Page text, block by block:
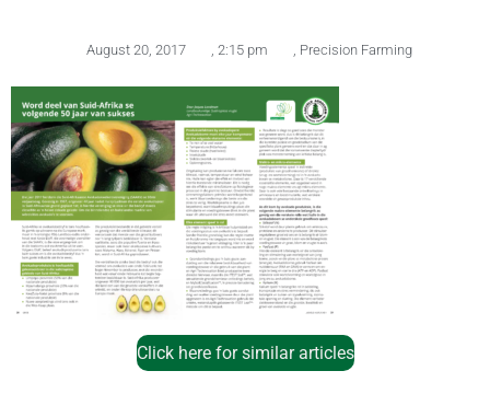
August 20, 2017 2:15 pm Precision Farming
Click here for similar articles